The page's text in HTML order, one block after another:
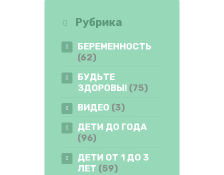
Рубрика
БЕРЕМЕННОСТЬ
(62)
БУДЬТЕ
ЗДОРОВЫ! (75)
ВИДЕО (3)
ДЕТИ ДО ГОДА
(96)
ДЕТИ ОТ 1 ДО 3
ЛЕТ (59)